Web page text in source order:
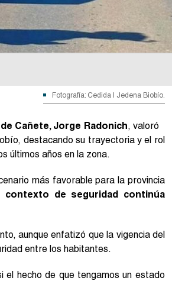
Fotografía: Cedida | Jedena Biobío.
Cañete, Jorge Radonich, valoró
destacando su trayectoria y el rol
últimos años en la zona.
más favorable para la provincia
de seguridad continúa
aunque enfatizó que la vigencia del
entre los habitantes.
el hecho de que tengamos un estado